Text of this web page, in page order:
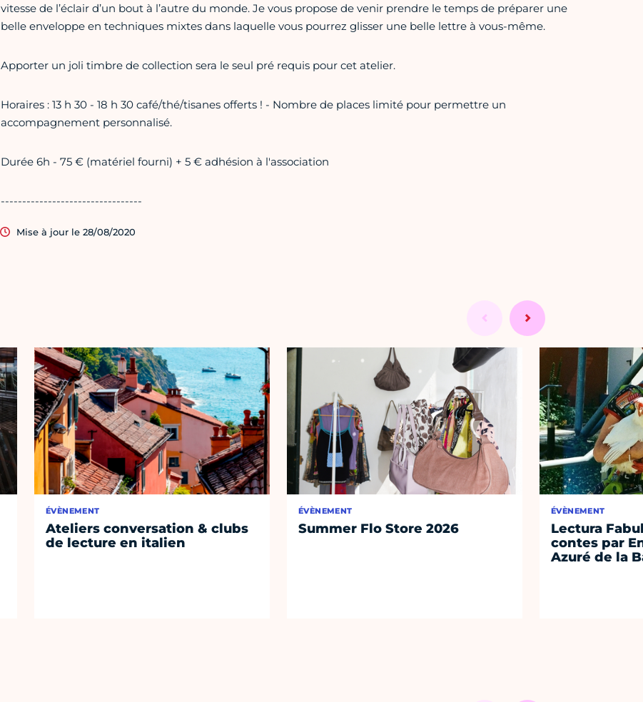
vitesse de l’éclair d’un bout à l’autre du monde. Je vous propose de venir prendre le temps de préparer une
belle enveloppe en techniques mixtes dans laquelle vous pourrez glisser une belle lettre à vous-même.
Apporter un joli timbre de collection sera le seul pré requis pour cet atelier.
Horaires : 13 h 30 - 18 h 30 café/thé/tisanes offerts ! - Nombre de places limité pour permettre un
accompagnement personnalisé.
Durée 6h - 75 € (matériel fourni) + 5 € adhésion à l'association
---------------------------------
Mise à jour le 28/08/2020
ÉVÈNEMENT
Ateliers conversation & clubs
de lecture en italien
ÉVÈNEMENT
Summer Flo Store 2026
ÉVÈNEMENT
Lectura
contes par
Azuré de la